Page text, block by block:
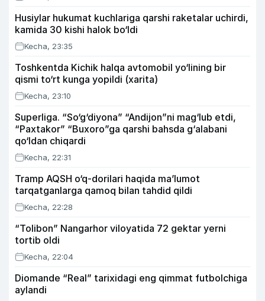
Husiylar hukumat kuchlariga qarshi raketalar uchirdi,
kamida 30 kishi halok bo‘ldi
Kecha, 23:35
Toshkentda Kichik halqa avtomobil yo‘lining bir
qismi to‘rt kunga yopildi (xarita)
Kecha, 23:10
Superliga. “So‘g‘diyona” “Andijon”ni mag‘lub etdi,
“Paxtakor” “Buxoro”ga qarshi bahsda g‘alabani
qo‘ldan chiqardi
Kecha, 22:31
Tramp AQSH o‘q-dorilari haqida ma’lumot
tarqatganlarga qamoq bilan tahdid qildi
Kecha, 22:28
“Tolibon” Nangarhor viloyatida 72 gektar yerni
tortib oldi
Kecha, 22:04
Diomande “Real” tarixidagi eng qimmat futbolchiga
aylandi